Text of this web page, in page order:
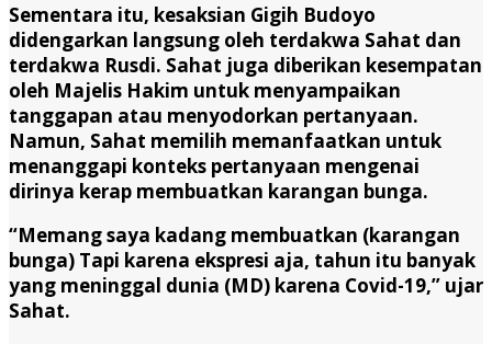
Sementara itu, kesaksian Gigih Budoyo
didengarkan langsung oleh terdakwa Sahat dan
terdakwa Rusdi. Sahat juga diberikan kesempatan
oleh Majelis Hakim untuk menyampaikan
tanggapan atau menyodorkan pertanyaan.
Namun, Sahat memilih memanfaatkan untuk
menanggapi konteks pertanyaan mengenai
dirinya kerap membuatkan karangan bunga.
“Memang saya kadang membuatkan (karangan
bunga) Tapi karena ekspresi aja, tahun itu banyak
yang meninggal dunia (MD) karena Covid-19,” ujar
Sahat.